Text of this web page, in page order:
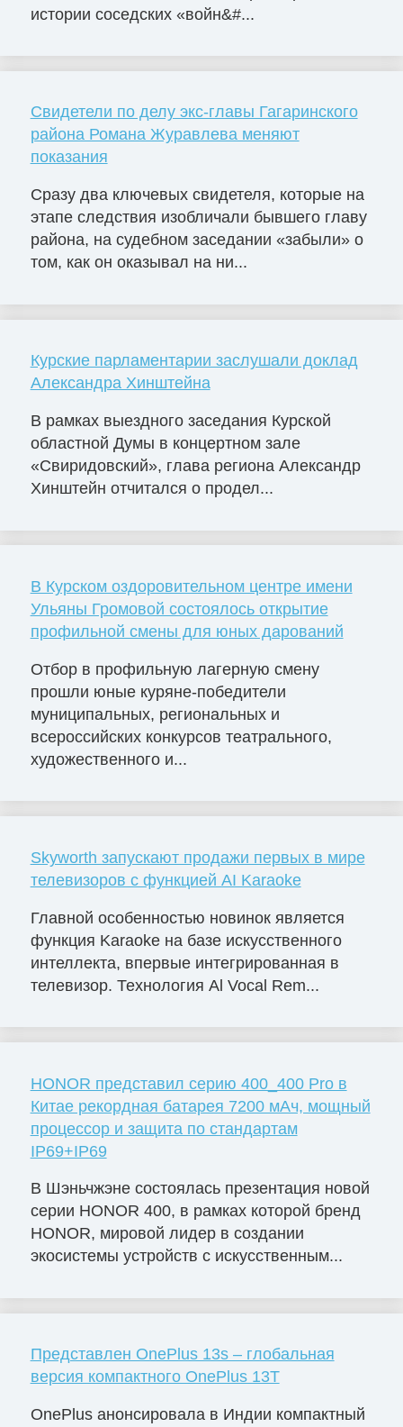
истории соседских «войн&#...
Свидетели по делу экс-главы Гагаринского
района Романа Журавлева меняют
показания
Сразу два ключевых свидетеля, которые на
этапе следствия изобличали бывшего главу
района, на судебном заседании «забыли» о
том, как он оказывал на ни...
Курские парламентарии заслушали доклад
Александра Хинштейна
В рамках выездного заседания Курской
областной Думы в концертном зале
«Свиридовский», глава региона Александр
Хинштейн отчитался о продел...
В Курском оздоровительном центре имени
Ульяны Громовой состоялось открытие
профильной смены для юных дарований
Отбор в профильную лагерную смену
прошли юные куряне-победители
муниципальных, региональных и
всероссийских конкурсов театрального,
художественного и...
Skyworth запускают продажи первых в мире
телевизоров с функцией AI Karaoke
Главной особенностью новинок является
функция Karaoke на базе искусственного
интеллекта, впервые интегрированная в
телевизор. Технология Al Vocal Rem...
HONOR представил серию 400_400 Pro в
Китае рекордная батарея 7200 мАч, мощный
процессор и защита по стандартам
IP69+IP69
В Шэньчжэне состоялась презентация новой
серии HONOR 400, в рамках которой бренд
HONOR, мировой лидер в создании
экосистемы устройств с искусственным...
Представлен OnePlus 13s – глобальная
версия компактного OnePlus 13T
OnePlus анонсировала в Индии компактный